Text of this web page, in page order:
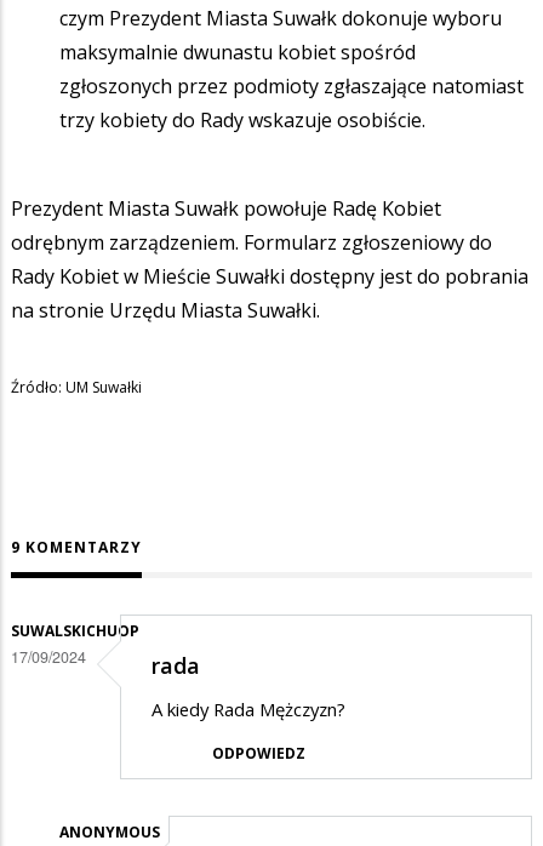
czym Prezydent Miasta Suwałk dokonuje wyboru
maksymalnie dwunastu kobiet spośród
zgłoszonych przez podmioty zgłaszające natomiast
trzy kobiety do Rady wskazuje osobiście.
Prezydent Miasta Suwałk powołuje Radę Kobiet
odrębnym zarządzeniem. Formularz zgłoszeniowy do
Rady Kobiet w Mieście Suwałki dostępny jest do pobrania
na stronie Urzędu Miasta Suwałki.
Źródło: UM Suwałki
9 KOMENTARZY
SUWALSKICHUOP
17/09/2024 rada
A kiedy Rada Mężczyzn?
ODPOWIEDZ
ANONYMOUS